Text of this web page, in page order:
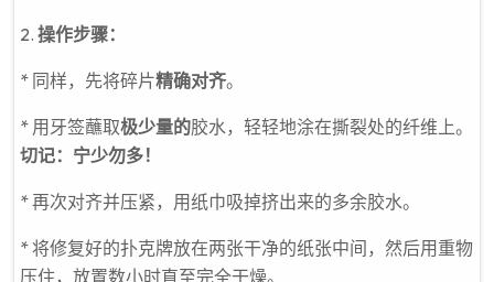
2. 操作步骤：
* 同样，先将碎片精确对齐。
* 用牙签蘸取极少量的胶水，轻轻地涂在撕裂处的纤维上。
切记：宁少勿多！
* 再次对齐并压紧，用纸巾吸掉挤出来的多余胶水。
* 将修复好的扑克牌放在两张干净的纸张中间，然后用重物
压住，放置数小时直至完全干燥。